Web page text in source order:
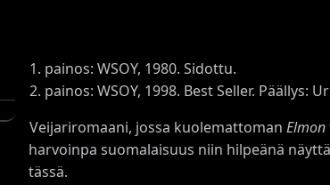
1. painos: WSOY, 1980. Sidottu.
2. painos: WSOY, 1998. Best Seller. Päällys:
Veijariromaani, jossa kuolemattoman Elmon
harvoinpa suomalaisuus niin hilpeänä
tässä.